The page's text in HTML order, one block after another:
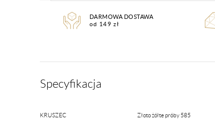
DARMOWA DOSTAWA
od 149 zł
Specyfikacja
KRUSZEC Złoto żółte próby 585